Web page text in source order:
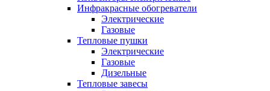
Инфракрасные обогреватели
Электрические
Газовые
Тепловые пушки
Электрические
Газовые
Дизельные
Тепловые завесы